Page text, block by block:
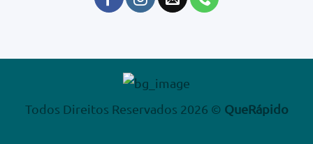
Todos Direitos Reservados 2026 © QueRápido